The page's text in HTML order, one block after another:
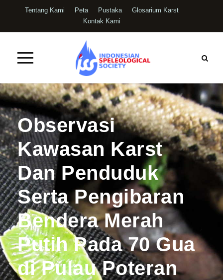
Tentang Kami Peta Pustaka
Glosarium Karst
Kontak Kami
Observasi
Kawasan Karst
Dan Penduduk
Serta Pengibaran
Bendera Merah
Putih Pada 70 Gua
di Pulau Poteran